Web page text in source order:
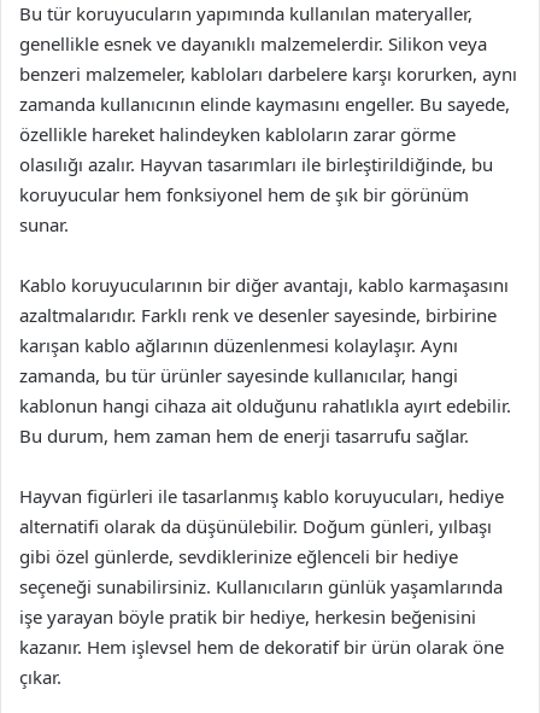
Bu tür koruyucuların yapımında kullanılan materyaller,
genellikle esnek ve dayanıklı malzemelerdir. Silikon veya
benzeri malzemeler, kabloları darbelere karşı korurken, aynı
zamanda kullanıcının elinde kaymasını engeller. Bu sayede,
özellikle hareket halindeyken kabloların zarar görme
olasılığı azalır. Hayvan tasarımları ile birleştirildiğinde, bu
koruyucular hem fonksiyonel hem de şık bir görünüm
sunar.
Kablo koruyucularının bir diğer avantajı, kablo karmaşasını
azaltmalarıdır. Farklı renk ve desenler sayesinde, birbirine
karışan kablo ağlarının düzenlenmesi kolaylaşır. Aynı
zamanda, bu tür ürünler sayesinde kullanıcılar, hangi
kablonun hangi cihaza ait olduğunu rahatlıkla ayırt edebilir.
Bu durum, hem zaman hem de enerji tasarrufu sağlar.
Hayvan figürleri ile tasarlanmış kablo koruyucuları, hediye
alternatifi olarak da düşünülebilir. Doğum günleri, yılbaşı
gibi özel günlerde, sevdiklerinize eğlenceli bir hediye
seçeneği sunabilirsiniz. Kullanıcıların günlük yaşamlarında
işe yarayan böyle pratik bir hediye, herkesin beğenisini
kazanır. Hem işlevsel hem de dekoratif bir ürün olarak öne
çıkar.